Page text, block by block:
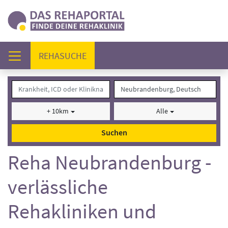
REHASUCHE(AKTUELL)
+ 10km Alle
Suchen
Reha Neubrandenburg -
verlässliche
Rehakliniken und